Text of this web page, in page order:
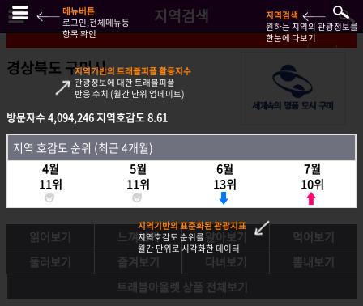
지역검색
경상북도 구미시
방문자수4,094,246지역호감도 8.61
지역호감도 순위 (최근 4개월)
4월
11위
5월
11위
6월
13위
7월
10위
읽어보기 느껴보기 알아보기
먹어보기
둘러보기
즐겨보기 다녀보기
뽐내보기
트래블아울렛 상품 전체보기
방문자수4,094,246지역호감도 8.61
지역 호감도 순위 (최근 4개월)
4월
11위
5월
11위
6월
13위
7월
10위
메뉴버튼
로그인,전체메뉴등
항목 확인
지역검색
원하는 지역의 관광정보를
한눈에 다보기
지역기반의 트래블피플 활동지수
관광정보에 대한 트래블피플
반응 수치 (월간 단위 업데이트)
지역기반의 표준화된 관광지표
지역호감도 순위를
월간 단위로 시각화한 데이터